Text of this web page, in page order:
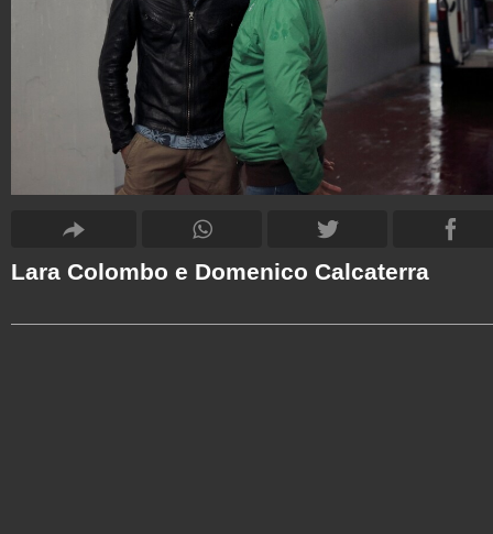
Lara Colombo e Domenico Calcaterra